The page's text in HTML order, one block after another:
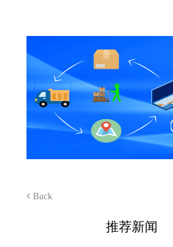
Back
推荐新闻